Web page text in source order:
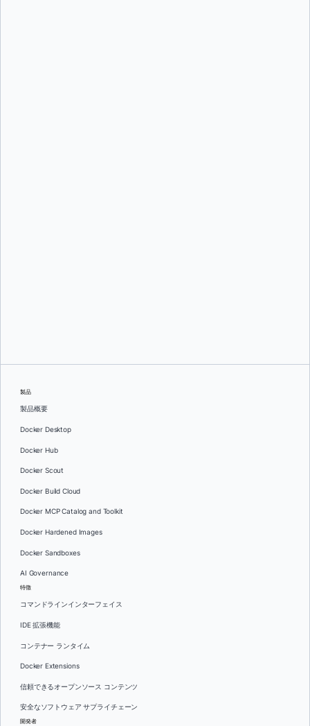
製品
製品概要
Docker Desktop
Docker Hub
Docker Scout
Docker Build Cloud
Docker MCP Catalog and Toolkit
Docker Hardened Images
Docker Sandboxes
AI Governance
特徴
コマンドラインインターフェイス
IDE 拡張機能
コンテナー ランタイム
Docker Extensions
信頼できるオープンソース コンテンツ
安全なソフトウェア サプライチェーン
開発者